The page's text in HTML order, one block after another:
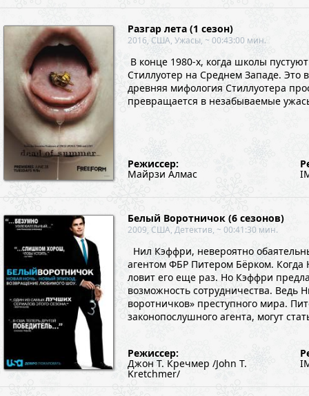
Разгар лета (1 сезон)
2016, США, Ужасы, ~ 00:43:00 мин.
В конце 1980-х, когда школы
Стиллуотер на Среднем Западе. Это
древняя мифология Стиллуотера
превращается в незабываемые
Режиссер:
Майрзи Алмас
Белый Воротничок (6 сезонов)
2009, США, Детектив, ~ 00:41:30 мин.
Нил Кэффри, невероятно
агентом ФБР Питером Бёрком.
ловит его еще раз. Но Кэффри
возможность сотрудничества. Ведь
воротничков» преступного мира.
законопослушного агента, могут
Режиссер:
Джон Т. Кречмер /John T.
Kretchmer/